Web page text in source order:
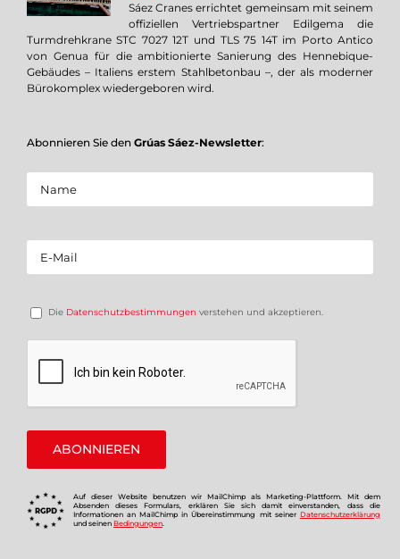
Sáez Cranes errichtet gemeinsam mit seinem
offiziellen Vertriebspartner Edilgema die
Turmdrehkrane STC 7027 12T und TLS 75 14T im Porto Antico
von Genua für die ambitionierte Sanierung des Hennebique-
Gebäudes – Italiens erstem Stahlbetonbau –, der als moderner
Bürokomplex wiedergeboren wird.
Abonnieren Sie den Grúas Sáez-Newsletter:
Die Datenschutzbestimmungen verstehen und akzeptieren.
Auf dieser Website benutzen wir MailChimp als Marketing-Plattform. Mit dem
Absenden dieses Formulars, erklären Sie sich damit einverstanden, dass die
Informationen an MailChimp in Übereinstimmung mit seiner Datenschutzerklärung
und seinen Bedingungen.